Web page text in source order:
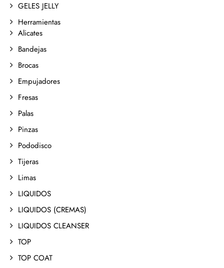
GELES JELLY
Herramientas
Alicates
Bandejas
Brocas
Empujadores
Fresas
Palas
Pinzas
Pododisco
Tijeras
Limas
LIQUIDOS
LIQUIDOS (CREMAS)
LIQUIDOS CLEANSER
TOP
TOP COAT